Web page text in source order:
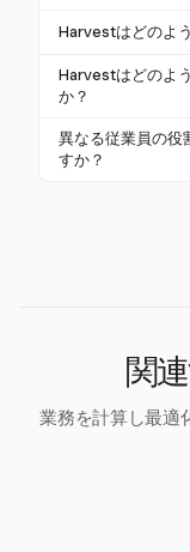
が記録されます
た時間の効率的
はい、計算機を
づいて自動的に
を提供します。
Harvestはどのよ
HarvestはAsana
naのタスクから
理が確保されま
Harvestはどのよ
か？
Harvestは、時
提供することで
異なる従業員の役
すか？
関
業務を計算し最適